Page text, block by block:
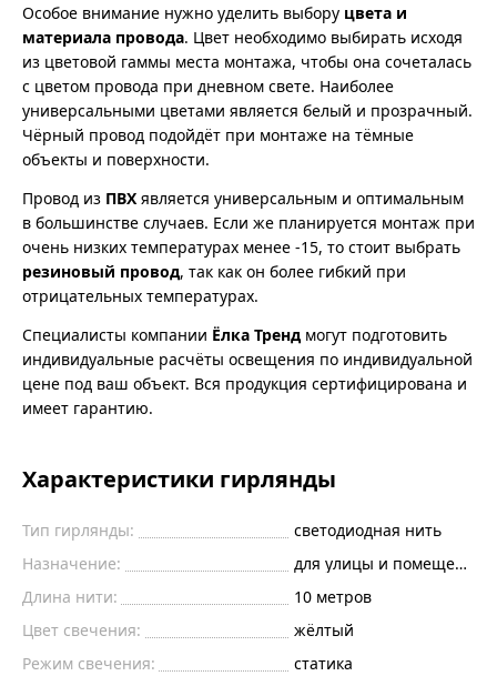
Особое внимание нужно уделить выбору цвета и
материала провода. Цвет необходимо выбирать исходя
из цветовой гаммы места монтажа, чтобы она сочеталась
с цветом провода при дневном свете. Наиболее
универсальными цветами является белый и прозрачный.
Чёрный провод подойдёт при монтаже на тёмные
объекты и поверхности.
Провод из ПВХ является универсальным и оптимальным
в большинстве случаев. Если же планируется монтаж при
очень низких температурах менее -15, то стоит выбрать
резиновый провод, так как он более гибкий при
отрицательных температурах.
Специалисты компании Ёлка Тренд могут подготовить
индивидуальные расчёты освещения по индивидуальной
цене под ваш объект. Вся продукция сертифицирована и
имеет гарантию.
Характеристики гирлянды
Тип гирлянды:
светодиодная нить
Назначение:
для улицы и помещений
Длина нити:
10 метров
Цвет свечения:
жёлтый
Режим свечения:
статика